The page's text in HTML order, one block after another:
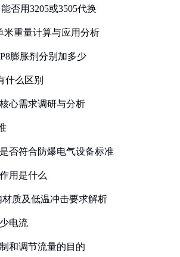
否用3205或3505代换
米重量计算与应用分析
膨胀剂分别加多少
什么区别
心需求调研与分析
否符合防爆电气设备标准
用是什么
材质及低温冲击要求解析
电流
和调节流量的目的